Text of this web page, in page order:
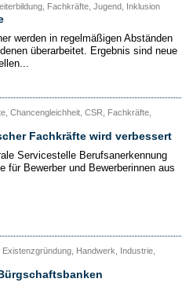
Fachkräfte, Jugend, Inklusion
werden in regelmäßigen Abständen
überarbeitet. Ergebnis sind neue
Chancengleichheit, CSR, Fachkräfte,
Fachkräfte wird verbessert
Servicestelle Berufsanerkennung
Bewerber und Bewerberinnen aus
Handwerk, Industrie,